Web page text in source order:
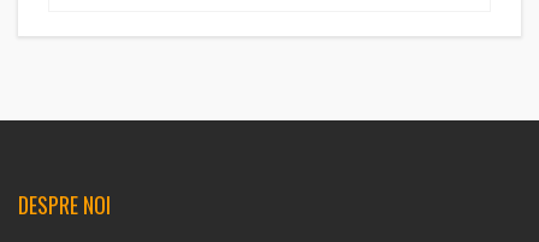
DESPRE NOI